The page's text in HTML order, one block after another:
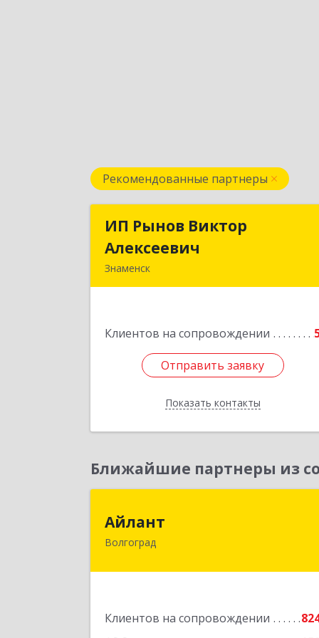
Рекомендованные партнеры
ИП Рынов Виктор
Алексеевич
Знаменск
Клиентов на сопровождении
Отправить заявку
Показать контакты
ИП Рынов Виктор
Отправить заявку
Назад
Ближайшие партнеры из
Айлант
Волгоград
Клиентов на сопровождении
400001, Волгоградская обл, Волгоград